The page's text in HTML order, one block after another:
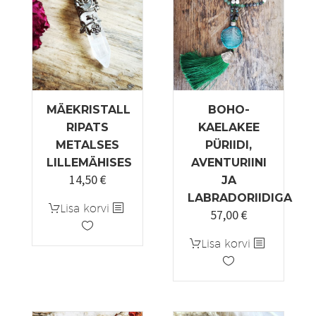
MÄEKRISTALL
RIPATS
METALSES
LILLEMÄHISES
14,50€
Lisa korvi
BOHO-
KAELAKEE
PÜRIIDI,
AVENTURIINI
JA
LABRADORIIDIGA
57,00€
Lisa korvi